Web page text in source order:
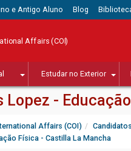
e Antigo Aluno Blog
Affairs (COI)
Estudar no Exterior
Lopez -
Affairs (COI)
Física - Castilla La Mancha